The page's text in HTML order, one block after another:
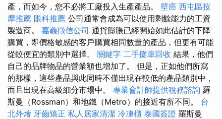
產，而如今，您不必將工廠投入生產產品。 壁癌 西屯區按
摩推薦 眼科推薦 公司通常會成為可以使用剩餘能力的工資
製造商。 嘉義徵信公司 通貨膨脹已經開始如此估計的下降
購買，即價格敏感的客戶購買相同數量的產品，但更有可能
從較便宜的類別中選擇。 關鍵字 二手攤車回收 結果，他們
自己的品牌物品的營業額也增加了。 但是，正如他們所寫
的那樣，這些產品與此同時不僅出現在較低的產品類別中，
而且出現在高級細分市場中。 專業會計師提供稅務諮詢 羅
斯曼（Rossman）和地鐵（Metro）的接近有所不同。 台
北外燴 牙齒矯正 私人居家清潔 冷凍櫃 泰國簽證 羅斯曼